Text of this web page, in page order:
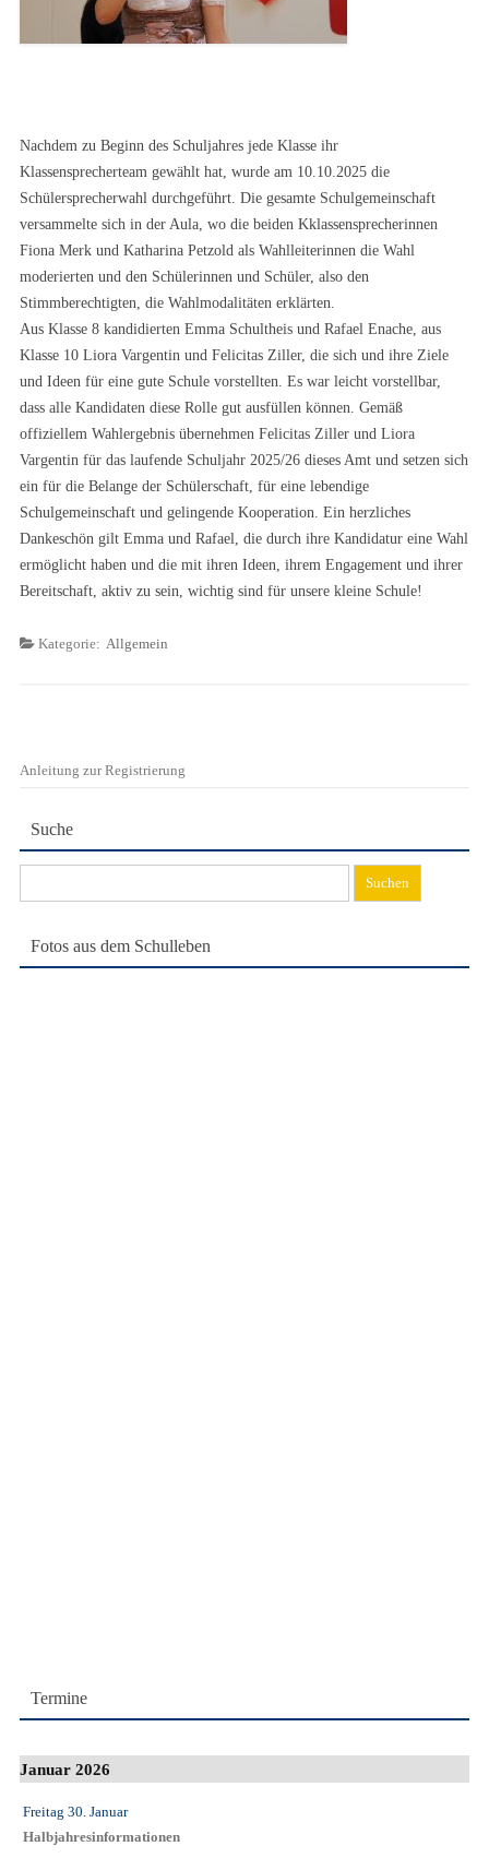
Nachdem zu Beginn des Schuljahres jede Klasse ihr
Klassensprecherteam gewählt hat, wurde am 10.10.2025 die
Schülersprecherwahl durchgeführt. Die gesamte Schulgemeinschaft
versammelte sich in der Aula, wo die beiden Kklassensprecherinnen
Fiona Merk und Katharina Petzold als Wahlleiterinnen die Wahl
moderierten und den Schülerinnen und Schüler, also den
Stimmberechtigten, die Wahlmodalitäten erklärten.
Aus Klasse 8 kandidierten Emma Schultheis und Rafael Enache, aus
Klasse 10 Liora Vargentin und Felicitas Ziller, die sich und ihre Ziele
und Ideen für eine gute Schule vorstellten. Es war leicht vorstellbar,
dass alle Kandidaten diese Rolle gut ausfüllen können. Gemäß
offiziellem Wahlergebnis übernehmen Felicitas Ziller und Liora
Vargentin für das laufende Schuljahr 2025/26 dieses Amt und setzen sich
ein für die Belange der Schülerschaft, für eine lebendige
Schulgemeinschaft und gelingende Kooperation. Ein herzliches
Dankeschön gilt Emma und Rafael, die durch ihre Kandidatur eine Wahl
ermöglicht haben und die mit ihren Ideen, ihrem Engagement und ihrer
Bereitschaft, aktiv zu sein, wichtig sind für unsere kleine Schule!
Kategorie: Allgemein
Anleitung zur Registrierung
Suche
nach:
Fotos aus dem Schulleben
Termine
Januar 2026
Freitag 30. Januar
Halbjahresinformationen